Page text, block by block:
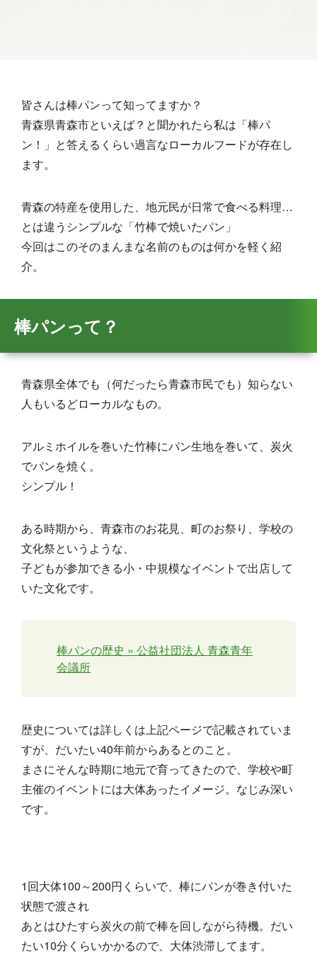
皆さんは棒パンって知ってますか？
青森県青森市といえば？と聞かれたら私は「棒パ
ン！」と答えるくらい過言なローカルフードが存在し
ます。
青森の特産を使用した、地元民が日常で食べる料理…
とは違うシンプルな「竹棒で焼いたパン」
今回はこのそのまんまな名前のものは何かを軽く紹
介。
棒パンって？
青森県全体でも（何だったら青森市民でも）知らない
人もいるどローカルなもの。
アルミホイルを巻いた竹棒にパン生地を巻いて、炭火
でパンを焼く。
シンプル！
ある時期から、青森市のお花見、町のお祭り、学校の
文化祭というような、
子どもが参加できる小・中規模なイベントで出店して
いた文化です。
棒パンの歴史 » 公益社団法人 青森青年
会議所
歴史については詳しくは上記ページで記載されていま
すが、だいたい40年前からあるとのこと。
まさにそんな時期に地元で育ってきたので、学校や町
主催のイベントには大体あったイメージ。なじみ深い
です。
1回大体100～200円くらいで、棒にパンが巻き付いた
状態で渡され
あとはひたすら炭火の前で棒を回しながら待機。だい
たい10分くらいかかるので、大体渋滞してます。